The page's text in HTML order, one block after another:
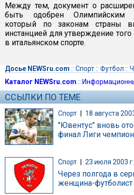
Между тем, документ о
быть одобрен Олимпийским
который по законам страны
инстанцией для утверждение
в итальянском спорте.
Досье NEWSru.com :: Спорт:: Футбол ::
Каталог NEWSru.com ::
ССЫЛКИ ПО ТЕМЕ
Спорт | 18 августа
"Ювентус" вновь
финал Лиги
Спорт 23 июля 2003
Через полгода в
женщина-футболист